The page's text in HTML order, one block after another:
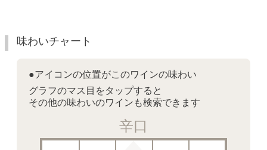
味わいチャート
●アイコンの位置がこのワインの味わい
グラフのマス目をタップすると
その他の味わいのワインも検索できます
辛口